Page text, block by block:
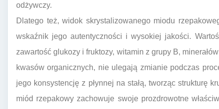
odżywczy.
Dlatego też, widok skrystalizowanego miodu
wskaźnik jego autentyczności i wysokiej jakości.
zawartość glukozy i fruktozy, witamin z grupy B,
kwasów organicznych, nie ulegają zmianie podczas
jego konsystencję z płynnej na stałą, tworząc strukturę
miód rzepakowy zachowuje swoje prozdrowotne